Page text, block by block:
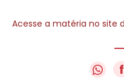
Acesse a matéria no site
f